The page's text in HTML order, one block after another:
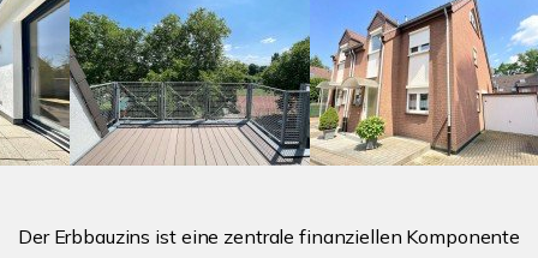
Der Erbbauzins ist eine zentrale finanziellen Komponente